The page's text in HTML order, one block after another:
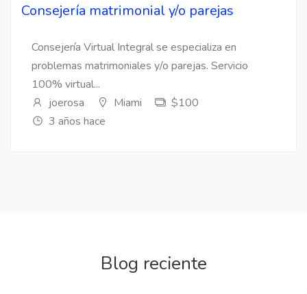
Consejería matrimonial y/o parejas
Consejería Virtual Integral se especializa en
problemas matrimoniales y/o parejas. Servicio
100% virtual...
joerosa
Miami
$100
3 años hace
Blog reciente